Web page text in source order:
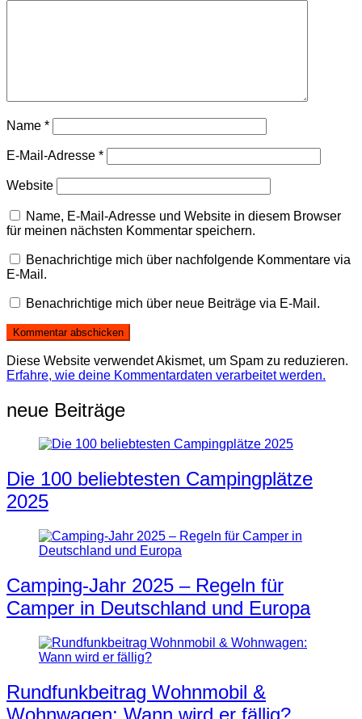
Name *
E-Mail-Adresse *
Website
Name, E-Mail-Adresse und Website in diesem Browser
für meinen nächsten Kommentar speichern.
Benachrichtige mich über nachfolgende Kommentare via
E-Mail.
Benachrichtige mich über neue Beiträge via E-Mail.
Diese Website verwendet Akismet, um Spam zu reduzieren.
Erfahre, wie deine Kommentardaten verarbeitet werden.
neue Beiträge
Die 100 beliebtesten Campingplätze
2025
Camping-Jahr 2025 – Regeln für
Camper in Deutschland und Europa
Rundfunkbeitrag Wohnmobil &
Wohnwagen: Wann wird er fällig?